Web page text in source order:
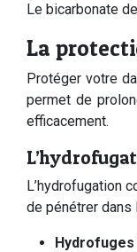
Le bicarbonate
La
Protéger votre
permet de
efficacement.
L’hydrofugation
de pénétrer
Hydrofuges